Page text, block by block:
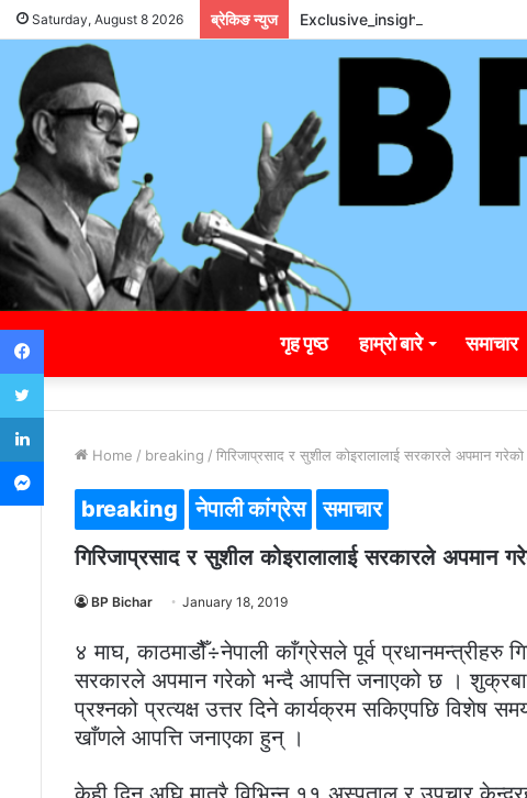
Saturday, August 8 2026 ब्रेकिङ न्युज
गृह पृष्ठ हाम्रो बारे समाचार
Home / breaking / गिरिजाप्रसाद र सुशील कोइरालालाई सरकारले अपमान
breaking नेपाली कांग्रेस समाचार
गिरिजाप्रसाद र सुशील कोइरालालाई सरकारले अपमान
BP Bichar January 18, 2019
४ माघ, काठमाडौैँ÷नेपाली काँग्रेसले पूर्व प्रधानमन्त्रीहरु
सरकारले अपमान गरेको भन्दै आपत्ति जनाएको छ ।
प्रश्नको प्रत्यक्ष उत्तर दिने कार्यक्रम सकिएपछि विशेष
खाँणले आपत्ति जनाएका हुन् ।
Facebook
Twitter
LinkedIn
Messenger